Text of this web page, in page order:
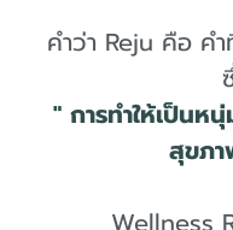
คำว่า Reju คือ ค
" การทำให้เป็นห
สุขภ
Wellness